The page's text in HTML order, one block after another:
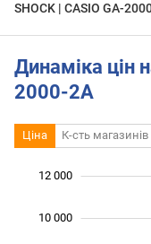
SHOCK | CASIO GA-
Динаміка цін
2000-2A
Ціна К-сть магазинів
10 000
12 000